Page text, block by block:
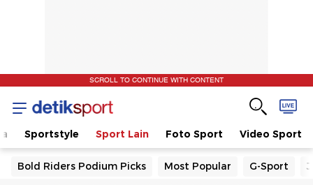
SCROLL TO CONTINUE WITH CONTENT
Sportstyle Sport Lain Foto Sport Video Sport
Bold Riders Podium Picks Most Popular G-Sport